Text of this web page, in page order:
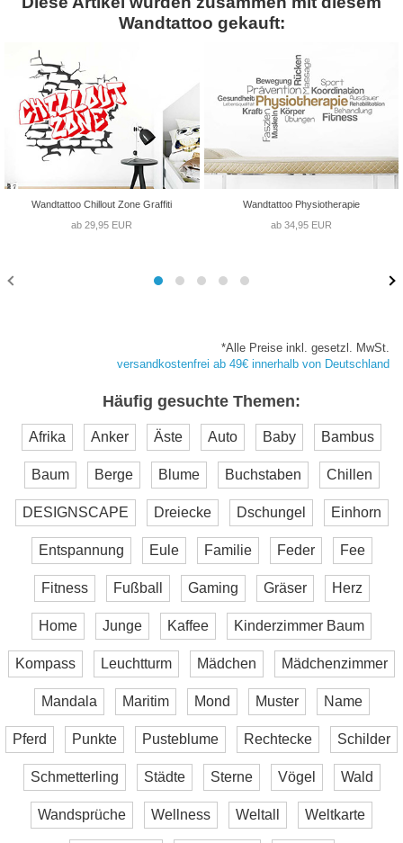
Wandtattoo gekauft:
Wandtattoo Chillout Zone Graffiti
ab 29,95 EUR
Wandtattoo Physiotherapie
ab 34,95 EUR
*Alle Preise inkl. gesetzl. MwSt.
versandkostenfrei ab 49€ innerhalb von Deutschland
Häufig gesuchte Themen:
Afrika Anker Äste Auto Baby Bambus
Baum Berge Blume Buchstaben Chillen
DESIGNSCAPE Dreiecke Dschungel Einhorn
Entspannung Eule Familie Feder Fee
Fitness Fußball Gaming Gräser Herz
Home Junge Kaffee Kinderzimmer Baum
Kompass Leuchtturm Mädchen Mädchenzimmer
Mandala Maritim Mond Muster Name
Pferd Punkte Pusteblume Rechtecke Schilder
Schmetterling Städte Sterne Vögel Wald
Wandsprüche Wellness Weltall Weltkarte